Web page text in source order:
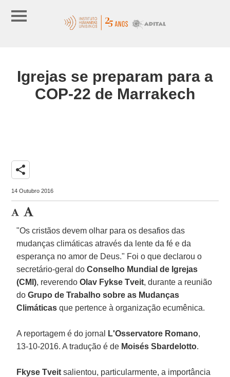
Igrejas se preparam para a
COP-22 de Marrakech
share
14 Outubro 2016
"Os cristãos devem olhar para os desafios das
mudanças climáticas através da lente da fé e da
esperança no amor de Deus." Foi o que declarou o
secretário-geral doConselho Mundial de Igrejas
(CMI), reverendoOlav Fykse Tveit, durante a reunião
doGrupo de Trabalho sobre as Mudanças
Climáticas que pertence à organização ecumênica.
A reportagem é do jornal L'Osservatore Romano,
13-10-2016. A tradução é de Moisés Sbardelotto.
Fkyse Tveit salientou, particularmente, a importância